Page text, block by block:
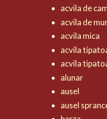
acvila de
acvila de
acvila mica
acvila
acvila
alunar
ausel
ausel